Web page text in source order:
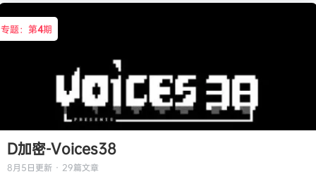
专题：第4期
D加密-Voices38
8月5日更新 · 29篇文章